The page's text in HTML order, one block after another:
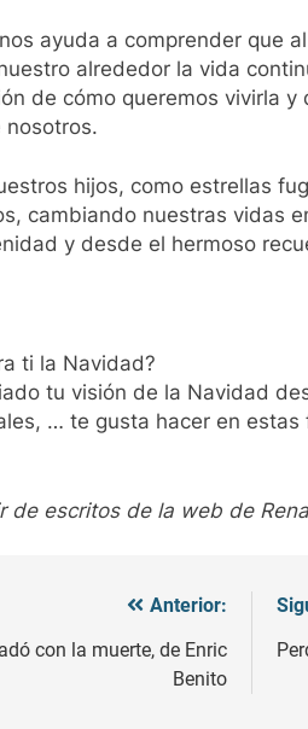
ayuda a comprender que
alrededor la vida
de cómo queremos vivirla
nosotros.
hijos, como estrellas
cambiando nuestras vidas
y desde el hermoso
ti la Navidad?
tu visión de la Navidad
… te gusta hacer en
de escritos de la web de
Anterior:
con la muerte, de Enric
Benito